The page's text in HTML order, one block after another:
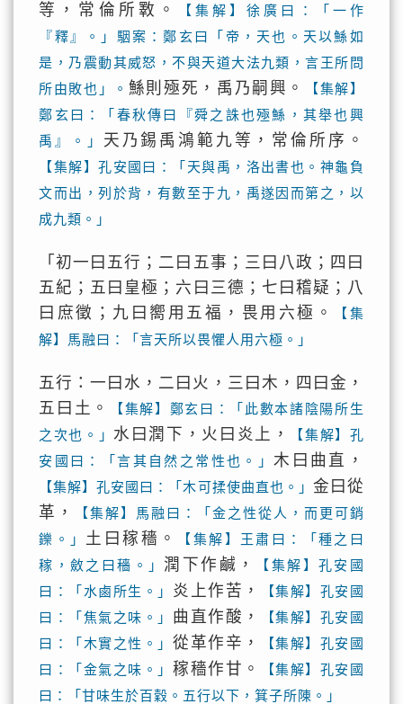
等，常倫所斁。
【集解】徐廣曰：「一作
『釋』。」駰案：鄭玄曰「帝，天也。天以鯀如
是，乃震動其威怒，不與天道大法九類，言王所問
所由敗也」。 鯀則殛死，禹乃嗣興。
【集解】
鄭玄曰：「春秋傳曰『舜之誅也殛鯀，其舉也興
禹』。」 天乃錫禹鴻範九等，常倫所序。
【集解】孔安國曰：「天與禹，洛出書也。神龜負
文而出，列於背，有數至于九，禹遂因而第之，以
成九類。」
「初一曰五行；二曰五事；三曰八政；四曰
五紀；五曰皇極；六曰三德；七曰稽疑；八
曰庶徵；九曰嚮用五福，畏用六極。
【集
解】馬融曰：「言天所以畏懼人用六極。」
五行：一曰水，二曰火，三曰木，四曰金，
五曰土。
【集解】鄭玄曰：「此數本諸陰陽所生
之次也。」 水曰潤下，火曰炎上，
【集解】孔
安國曰：「言其自然之常性也。」木曰曲直，
【集解】孔安國曰：「木可揉使曲直也。」 金曰從
革，
【集解】馬融曰：「金之性從人，而更可銷
鑠。」 土曰稼穡。
【集解】王肅曰：「種之曰
稼，斂之曰穡。」 潤下作鹹，
【集解】孔安國
曰：「水鹵所生。」 炎上作苦，
【集解】孔安國
曰：「焦氣之味。」 曲直作酸，
【集解】孔安國
曰：「木實之性。」 從革作辛，
【集解】孔安國
曰：「金氣之味。」 稼穡作甘。
【集解】孔安國
曰：「甘味生於百穀。五行以下，箕子所陳。」